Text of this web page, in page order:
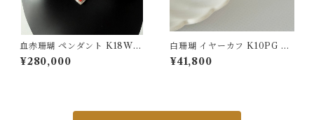
血赤珊瑚 ペンダント K18WG
0.14ct
¥280,000
白珊瑚 イヤーカフ K10PG ps
-22
¥41,800